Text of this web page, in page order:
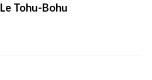
Le Tohu-Bohu